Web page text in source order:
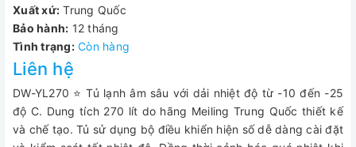
Xuất xứ: Trung Quốc
Bảo hành: 12 tháng
Tình trạng: Còn hàng
Liên hệ
DW-YL270 ⭐ Tủ lạnh âm sâu với dải nhiệt độ từ -10 đến -25
độ C. Dung tích 270 lít do hãng Meiling Trung Quốc thiết kế
và chế tạo. Tủ sử dụng bộ điều khiển hiện số dễ dàng cài đặt